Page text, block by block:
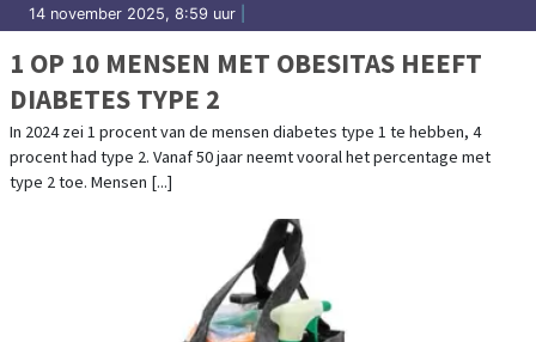
14 november 2025, 8:59 uur
1 OP 10 MENSEN MET OBESITAS HEEFT
DIABETES TYPE 2
In 2024 zei 1 procent van de mensen diabetes type 1 te hebben, 4
procent had type 2. Vanaf 50 jaar neemt vooral het percentage met
type 2 toe. Mensen [...]